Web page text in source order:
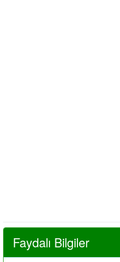
Faydalı Bilgiler